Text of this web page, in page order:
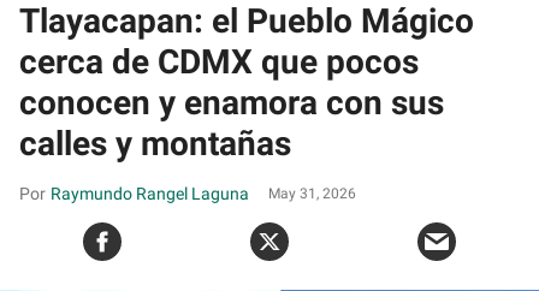
Tlayacapan: el Pueblo Mágico
cerca de CDMX que pocos
conocen y enamora con sus
calles y montañas
Raymundo Rangel Laguna May 31, 2026